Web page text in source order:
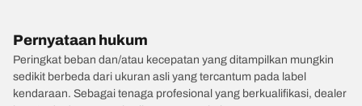
Pernyataan hukum
Peringkat beban dan/atau kecepatan yang ditampilkan mungkin
sedikit berbeda dari ukuran asli yang tercantum pada label
kendaraan. Sebagai tenaga profesional yang berkualifikasi, dealer